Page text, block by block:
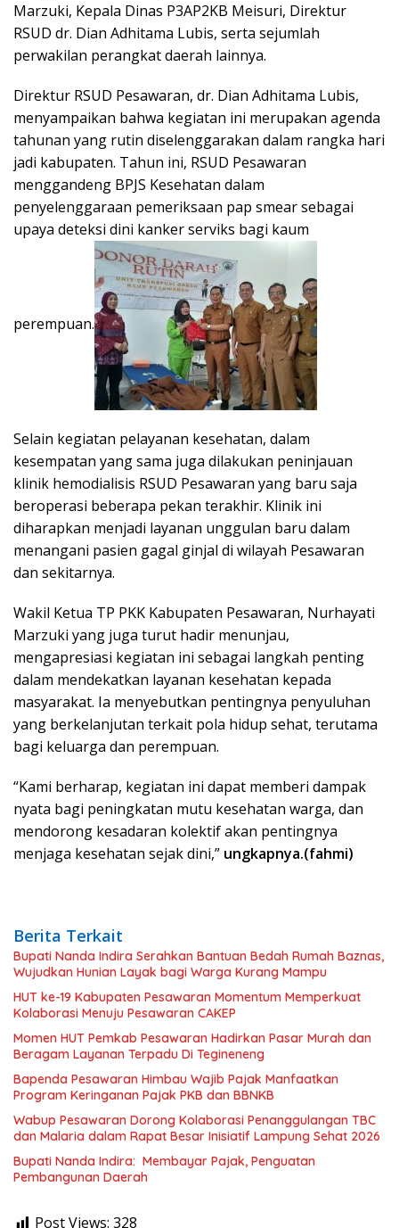
Marzuki, Kepala Dinas P3AP2KB Meisuri, Direktur
RSUD dr. Dian Adhitama Lubis, serta sejumlah
perwakilan perangkat daerah lainnya.
Direktur RSUD Pesawaran, dr. Dian Adhitama Lubis,
menyampaikan bahwa kegiatan ini merupakan agenda
tahunan yang rutin diselenggarakan dalam rangka hari
jadi kabupaten. Tahun ini, RSUD Pesawaran
menggandeng BPJS Kesehatan dalam
penyelenggaraan pemeriksaan pap smear sebagai
upaya deteksi dini kanker serviks bagi kaum
perempuan.
Selain kegiatan pelayanan kesehatan, dalam
kesempatan yang sama juga dilakukan peninjauan
klinik hemodialisis RSUD Pesawaran yang baru saja
beroperasi beberapa pekan terakhir. Klinik ini
diharapkan menjadi layanan unggulan baru dalam
menangani pasien gagal ginjal di wilayah Pesawaran
dan sekitarnya.
Wakil Ketua TP PKK Kabupaten Pesawaran, Nurhayati
Marzuki yang juga turut hadir menunjau,
mengapresiasi kegiatan ini sebagai langkah penting
dalam mendekatkan layanan kesehatan kepada
masyarakat. Ia menyebutkan pentingnya penyuluhan
yang berkelanjutan terkait pola hidup sehat, terutama
bagi keluarga dan perempuan.
“Kami berharap, kegiatan ini dapat memberi dampak
nyata bagi peningkatan mutu kesehatan warga, dan
mendorong kesadaran kolektif akan pentingnya
menjaga kesehatan sejak dini,” ungkapnya.(fahmi)
Berita Terkait
Bupati Nanda Indira Serahkan Bantuan Bedah Rumah Baznas,
Wujudkan Hunian Layak bagi Warga Kurang Mampu
HUT ke-19 Kabupaten Pesawaran Momentum Memperkuat
Kolaborasi Menuju Pesawaran CAKEP
Momen HUT Pemkab Pesawaran Hadirkan Pasar Murah dan
Beragam Layanan Terpadu Di Tegineneng
Bapenda Pesawaran Himbau Wajib Pajak Manfaatkan
Program Keringanan Pajak PKB dan BBNKB
Wabup Pesawaran Dorong Kolaborasi Penanggulangan TBC
dan Malaria dalam Rapat Besar Inisiatif Lampung Sehat 2026
Bupati Nanda Indira: Membayar Pajak, Penguatan
Pembangunan Daerah
Post Views: 328